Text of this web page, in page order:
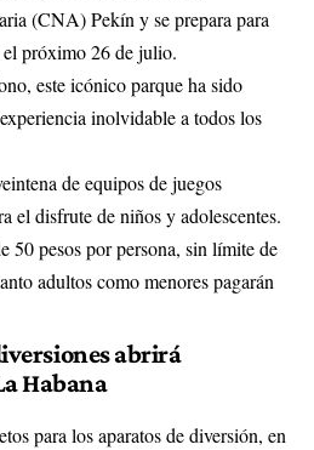
(CNA) Pekín y se prepara para
próximo 26 de julio.
este icónico parque ha sido
inolvidable a todos los
de equipos de juegos
el disfrute de niños y adolescentes.
50 pesos por persona, sin límite de
adultos como menores pagarán
abrirá
Habana
para los aparatos de diversión, en